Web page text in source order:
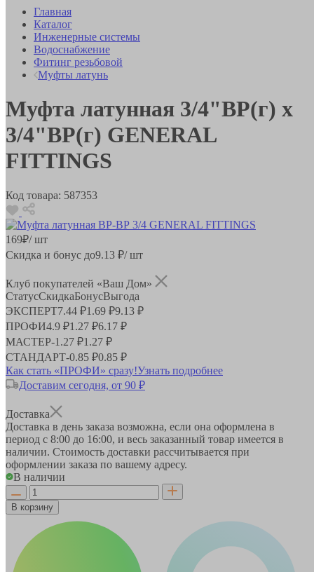
Главная
Каталог
Инженерные системы
Водоснабжение
Фитинг резьбовой
Муфты латунь
Муфта латунная 3/4"ВР(г) х
3/4"ВР(г) GENERAL
FITTINGS
Код товара: 587353
169₽/ шт
Скидка и бонус до9.13 ₽/ шт
Клуб покупателей «Ваш Дом»
СтатусСкидкаБонусВыгода
ЭКСПЕРТ7.44 ₽1.69 ₽9.13 ₽
ПРОФИ4.9 ₽1.27 ₽6.17 ₽
МАСТЕР-1.27 ₽1.27 ₽
СТАНДАРТ-0.85 ₽0.85 ₽
Как стать «ПРОФИ» сразу!Узнать подробнее
Доставим сегодня, от 90 ₽
Доставка
Доставка в день заказа возможна, если она оформлена в
период с 8:00 до 16:00, и весь заказанный товар имеется в
наличии. Стоимость доставки рассчитывается при
оформлении заказа по вашему адресу.
В наличии
В корзину